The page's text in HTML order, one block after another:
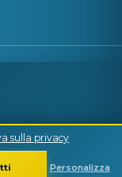
sulla privacy
Personalizza